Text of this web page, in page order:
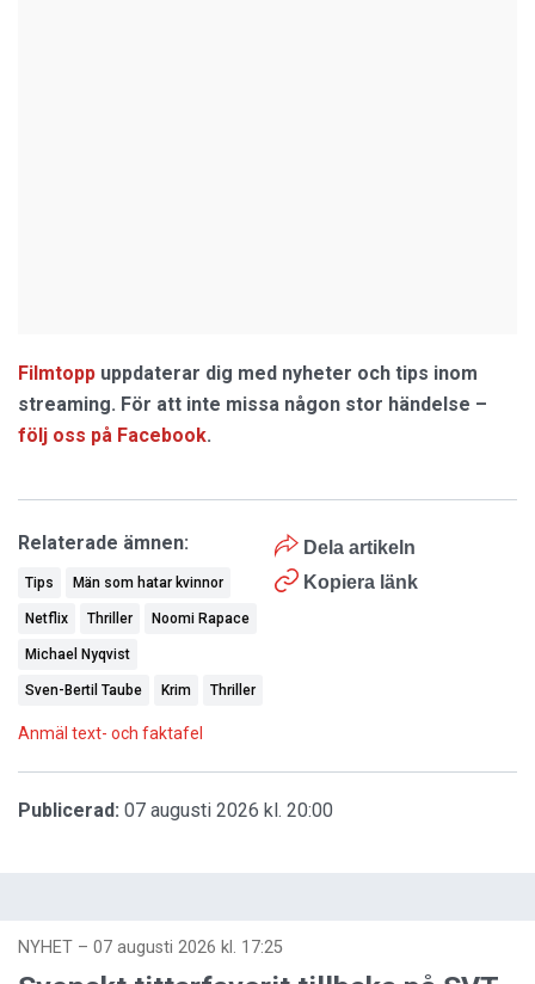
Filmtopp uppdaterar dig med nyheter och tips inom
streaming. För att inte missa någon stor händelse –
följ oss på Facebook.
Dela artikeln
Kopiera länk
Relaterade ämnen:
Tips Män som hatar kvinnor
Netflix Thriller Noomi Rapace
Michael Nyqvist
Sven-Bertil Taube Krim Thriller
Anmäl text- och faktafel
Publicerad: 07 augusti 2026 kl. 20:00
NYHET – 07 augusti 2026 kl. 17:25